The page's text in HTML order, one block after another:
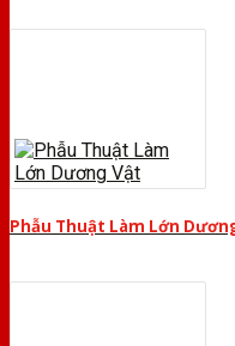
Phẫu Thuật Làm Lớn